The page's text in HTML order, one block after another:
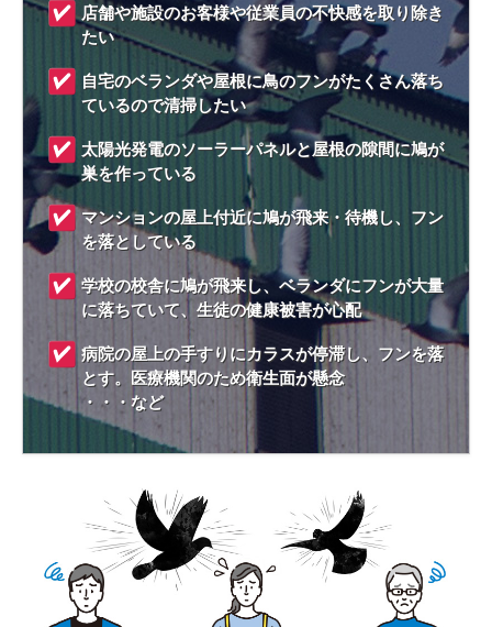
店舗や施設のお客様や従業員の不快感を取り除き
たい
自宅のベランダや屋根に鳥のフンがたくさん落ち
ているので清掃したい
太陽光発電のソーラーパネルと屋根の隙間に鳩が
巣を作っている
マンションの屋上付近に鳩が飛来・待機し、フン
を落としている
学校の校舎に鳩が飛来し、ベランダにフンが大量
に落ちていて、生徒の健康被害が心配
病院の屋上の手すりにカラスが停滞し、フンを落
とす。医療機関のため衛生面が懸念
・・・など